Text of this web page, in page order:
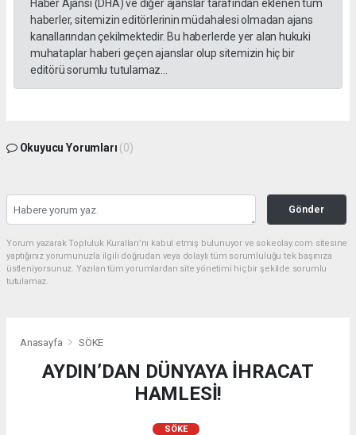
Haber Ajansı (DHA) ve diğer ajanslar tarafından eklenen tüm
haberler, sitemizin editörlerinin müdahalesi olmadan ajans
kanallarından çekilmektedir. Bu haberlerde yer alan hukuki
muhataplar haberi geçen ajanslar olup sitemizin hiç bir
editörü sorumlu tutulamaz...
Okuyucu Yorumları (0)
Gönder
Yorum yazarak Topluluk Kuralları’nı kabul etmiş bulunuyor ve sokeolay.com sitesine
yaptığınız yorumunuzla ilgili doğrudan veya dolaylı tüm sorumluluğu tek başınıza
üstleniyorsunuz. Yazılan tüm yorumlardan site yönetimi hiçbir şekilde sorumlu
tutulamaz.
Anasayfa SÖKE
AYDIN’DAN DÜNYAYA İHRACAT
HAMLESİ!
SÖKE